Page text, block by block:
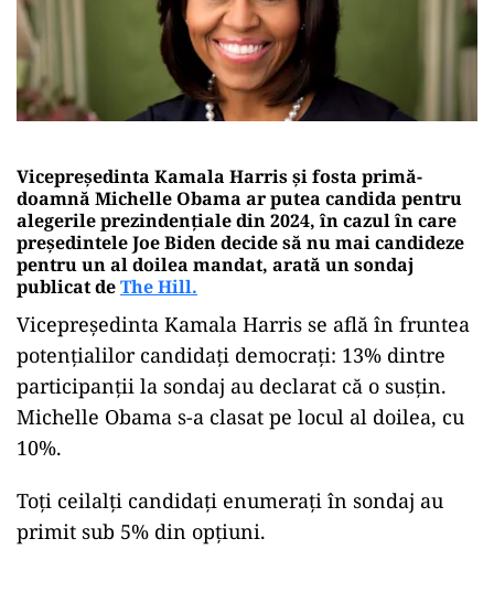
Vicepreședinta Kamala Harris și fosta primă-
doamnă Michelle Obama ar putea candida pentru
alegerile prezindențiale din 2024, în cazul în care
președintele Joe Biden decide să nu mai candideze
pentru un al doilea mandat, arată un sondaj
publicat deThe Hill.
Vicepreședinta Kamala Harris se află în fruntea
potențialilor candidați democrați: 13% dintre
participanții la sondaj au declarat că o susțin.
Michelle Obama s-a clasat pe locul al doilea, cu
10%.
Toți ceilalți candidați enumerați în sondaj au
primit sub 5% din opțiuni.